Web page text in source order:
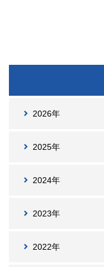
2026年
2025年
2024年
2023年
2022年